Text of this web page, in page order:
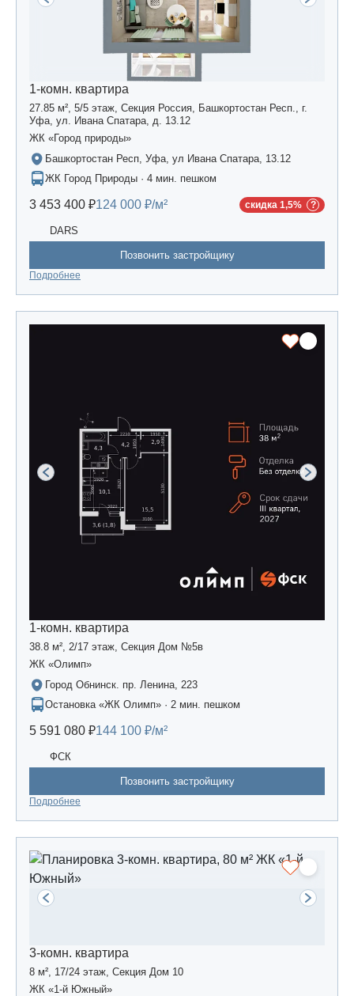
1-комн. квартира
27.85 м², 5/5 этаж, Секция Россия, Башкортостан Респ., г.
Уфа, ул. Ивана Спатара, д. 13.12
ЖК «Город природы»
Башкортостан Респ, Уфа, ул Ивана Спатара, 13.12
ЖК Город Природы · 4 мин. пешком
3 453 400 ₽124 000 ₽/м² скидка 1,5%
DARS
Позвонить застройщику
Подробнее
1-комн. квартира
38.8 м², 2/17 этаж, Секция Дом №5в
ЖК «Олимп»
Город Обнинск. пр. Ленина, 223
Остановка «ЖК Олимп» · 2 мин. пешком
5 591 080 ₽144 100 ₽/м²
ФСК
Позвонить застройщику
Подробнее
3-комн. квартира
8 м², 17/24 этаж, Секция Дом 10
ЖК «1-й Южный»